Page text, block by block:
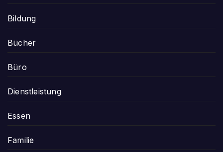
Bildung
Bücher
Büro
Dienstleistung
Essen
Familie